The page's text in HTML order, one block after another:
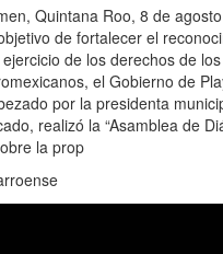
Quintana Roo, 8 de
de fortalecer el
de los derechos de
el Gobierno de
por la presidenta
realizó la “Asamblea de
la prop